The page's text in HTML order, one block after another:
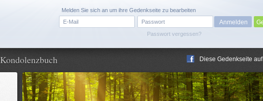
Passwort vergessen?
Melden Sie sich an um ihre Gedenkseite zu bearbeiten
Kondolenzbuch Diese Gedenkseite